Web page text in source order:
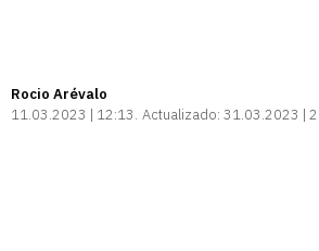
Rocio Arévalo
11.03.2023 | 12:13 Actualizado: 31.03.2023 |